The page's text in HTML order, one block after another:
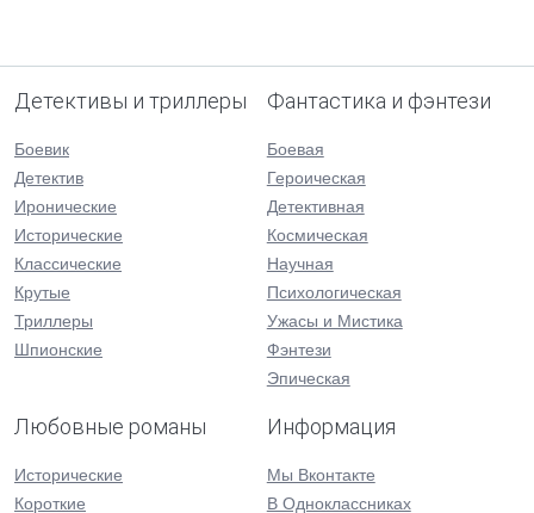
Детективы и триллеры
Боевик
Детектив
Иронические
Исторические
Классические
Крутые
Триллеры
Шпионские
Фантастика и фэнтези
Боевая
Героическая
Детективная
Космическая
Научная
Психологическая
Ужасы и Мистика
Фэнтези
Эпическая
Любовные романы
Исторические
Короткие
Информация
Мы Вконтакте
В Одноклассниках